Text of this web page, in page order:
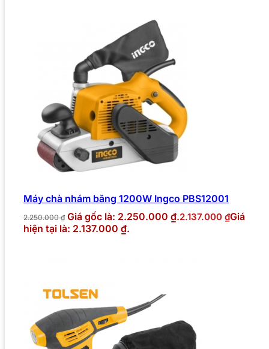
Máy chà nhám băng 1200W Ingco PBS12001
2.250.000₫ Giá gốc là: 2.250.000 ₫.2.137.000 ₫Giá
hiện tại là: 2.137.000 ₫.